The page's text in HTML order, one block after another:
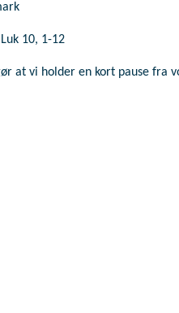
10, 1-12
at vi holder en kort pause fra